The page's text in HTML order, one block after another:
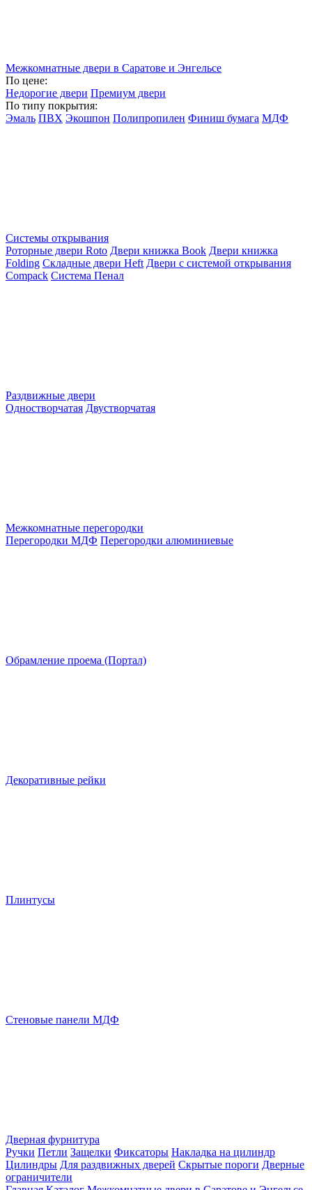
Межкомнатные двери в Саратове и Энгельсе
По цене:
Недорогие двери Премиум двери
По типу покрытия:
Эмаль ПВХ Экошпон Полипропилен Финиш бумага МДФ
Системы открывания
Роторные двери Roto Двери книжка Book Двери книжка
Folding Складные двери Heft Двери с системой открывания
Compack Система Пенал
Раздвижные двери
Одностворчатая Двустворчатая
Межкомнатные перегородки
Перегородки МДФ Перегородки алюминиевые
Обрамление проема (Портал)
Декоративные рейки
Плинтусы
Стеновые панели МДФ
Дверная фурнитура
Ручки Петли Защелки Фиксаторы Накладка на цилиндр
Цилиндры Для раздвижных дверей Скрытые пороги Дверные
ограничители